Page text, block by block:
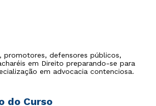
promotores, defensores públicos,
em Direito preparando-se para
em advocacia contenciosa.
do Curso